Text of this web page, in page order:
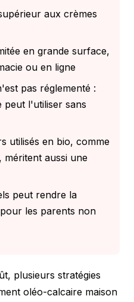
aux crèmes
en grande surface,
ou en ligne
pas réglementé :
peut l'utiliser sans
utilisés en bio, comme
méritent aussi une
peut rendre la
les parents non
plusieurs stratégies
oléo-calcaire maison